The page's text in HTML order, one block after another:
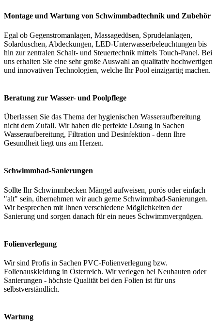
Montage und Wartung von Schwimmbadtechnik und Zubehör
Egal ob Gegenstromanlagen, Massagedüsen, Sprudelanlagen,
Solarduschen, Abdeckungen, LED-Unterwasserbeleuchtungen bis
hin zur zentralen Schalt- und Steuertechnik mittels Touch-Panel. Bei
uns erhalten Sie eine sehr große Auswahl an qualitativ hochwertigen
und innovativen Technologien, welche Ihr Pool einzigartig machen.
Beratung zur Wasser- und Poolpflege
Überlassen Sie das Thema der hygienischen Wasseraufbereitung
nicht dem Zufall. Wir haben die perfekte Lösung in Sachen
Wasseraufbereitung, Filtration und Desinfektion - denn Ihre
Gesundheit liegt uns am Herzen.
Schwimmbad-Sanierungen
Sollte Ihr Schwimmbecken Mängel aufweisen, porös oder einfach
"alt" sein, übernehmen wir auch gerne Schwimmbad-Sanierungen.
Wir besprechen mit Ihnen verschiedene Möglichkeiten der
Sanierung und sorgen danach für ein neues Schwimmvergnügen.
Folienverlegung
Wir sind Profis in Sachen PVC-Folienverlegung bzw.
Folienauskleidung in Österreich. Wir verlegen bei Neubauten oder
Sanierungen - höchste Qualität bei den Folien ist für uns
selbstverständlich.
Wartung